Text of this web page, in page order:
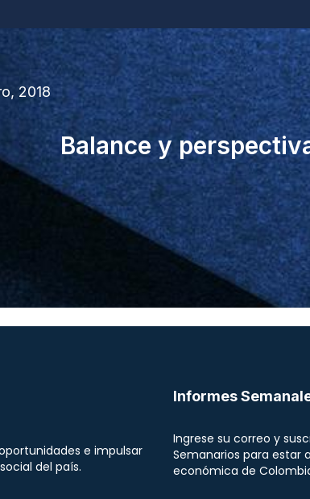
2018
Balance y
e impulsar
del país.
Informes
Ingrese su correo y
Semanarios para estar
económica de